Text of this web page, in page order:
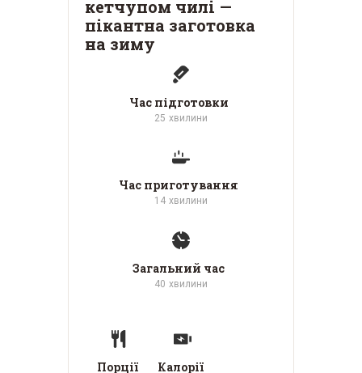
кетчупом чилі —
пікантна заготовка
на зиму
Час підготовки
25 хвилини
Час приготування
14 хвилини
Загальний час
40 хвилини
Порції Калорії